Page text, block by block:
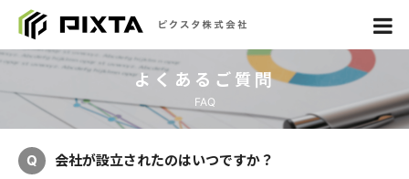
よくあるご質問
FAQ
Q 会社が設立されたのはいつですか？